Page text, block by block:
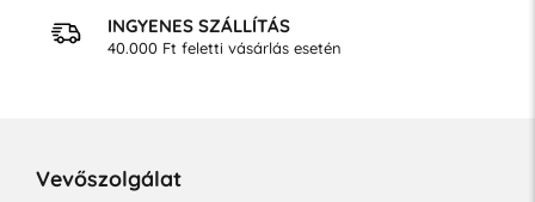
INGYENES SZÁLLÍTÁS
40.000 Ft feletti vásárlás esetén
Vevőszolgálat